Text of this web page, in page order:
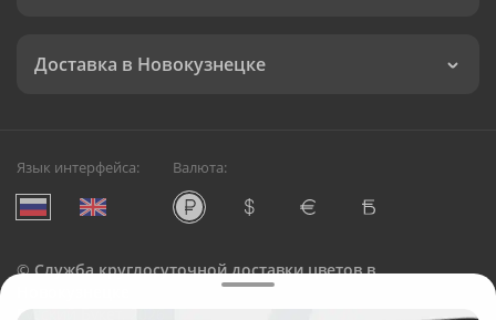
Доставка в Новокузнецке
Язык интерфейса: Валюта:
©Служба круглосуточной доставки цветов в
Русский Букет, 2026